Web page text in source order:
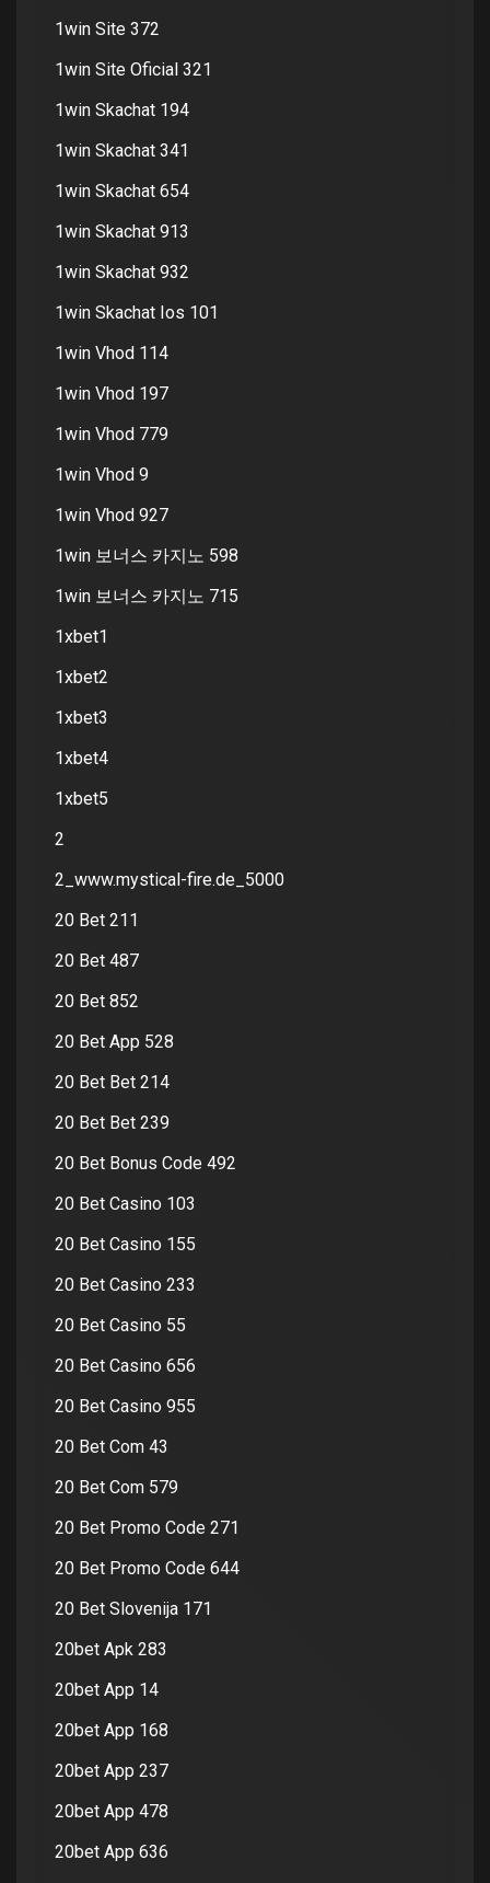
1win Site 372
1win Site Oficial 321
1win Skachat 194
1win Skachat 341
1win Skachat 654
1win Skachat 913
1win Skachat 932
1win Skachat Ios 101
1win Vhod 114
1win Vhod 197
1win Vhod 779
1win Vhod 9
1win Vhod 927
1win 보너스 카지노 598
1win 보너스 카지노 715
1xbet1
1xbet2
1xbet3
1xbet4
1xbet5
2
2_www.mystical-fire.de_5000
20 Bet 211
20 Bet 487
20 Bet 852
20 Bet App 528
20 Bet Bet 214
20 Bet Bet 239
20 Bet Bonus Code 492
20 Bet Casino 103
20 Bet Casino 155
20 Bet Casino 233
20 Bet Casino 55
20 Bet Casino 656
20 Bet Casino 955
20 Bet Com 43
20 Bet Com 579
20 Bet Promo Code 271
20 Bet Promo Code 644
20 Bet Slovenija 171
20bet Apk 283
20bet App 14
20bet App 168
20bet App 237
20bet App 478
20bet App 636